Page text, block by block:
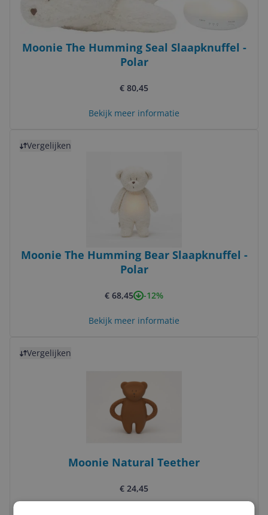
Moonie The Humming Seal Slaapknuffel -
Polar
€ 80,45
Bekijk meer informatie
Vergelijken
Moonie The Humming Bear Slaapknuffel -
Polar
€ 68,45 -12%
Bekijk meer informatie
Vergelijken
Moonie Natural Teether
€ 24,45